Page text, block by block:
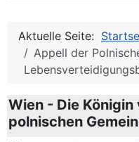
Aktuelle Seite:
Appell der
Wien - Die Königin
polnischen